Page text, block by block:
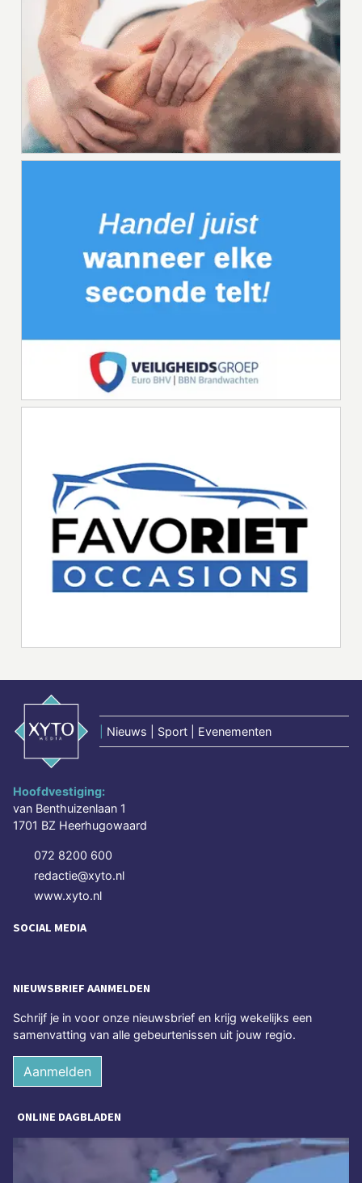
Nieuws | Sport | Evenementen
Hoofdvestiging:
van Benthuizenlaan 1
1701 BZ Heerhugowaard
072 8200 600
redactie@xyto.nl
www.xyto.nl
SOCIAL MEDIA
NIEUWSBRIEF AANMELDEN
Schrijf je in voor onze nieuwsbrief en krijg wekelijks een
samenvatting van alle gebeurtenissen uit jouw regio.
Aanmelden
ONLINE DAGBLADEN